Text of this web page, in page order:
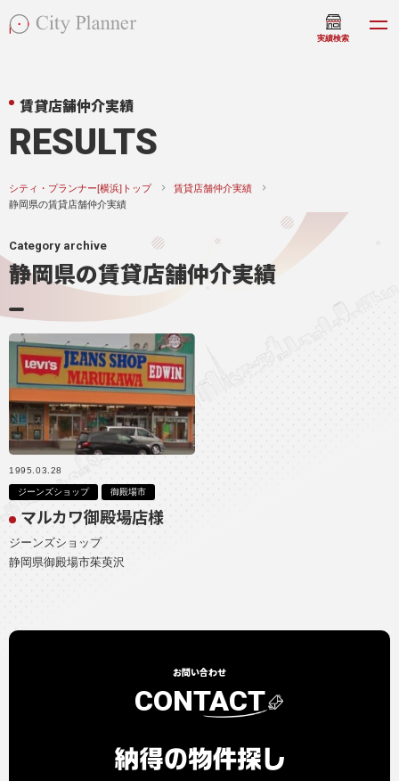
実績検索
賃貸店舗仲介実績
RESULTS
シティ・プランナー[横浜]トップ
賃貸店舗仲介実績
静岡県の賃貸店舗仲介実績
Category archive
静岡県の賃貸店舗仲介実績
1995.03.28
ジーンズショップ 御殿場市
マルカワ御殿場店様
ジーンズショップ
静岡県御殿場市茱萸沢
お問い合わせ
CONTACT